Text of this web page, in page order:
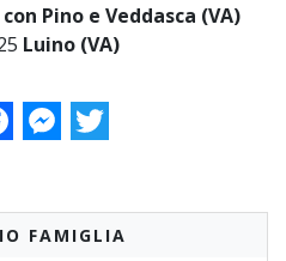
Pino e Veddasca (VA)
Luino (VA)
Messenger
Twitter
FAMIGLIA